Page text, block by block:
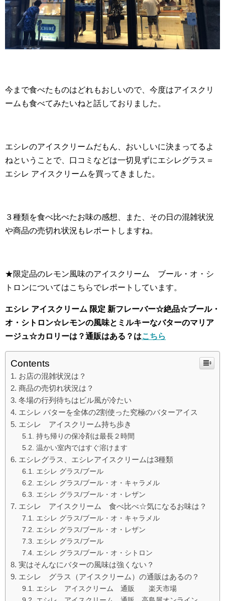
今まで食べたものはどれもおしいので、今度はアイスクリ
ームも食べてみたいねと話しておりました。
エシレのアイスクリームだもん、おいしいに決まってるよ
ねということで、口コミなどは一切見ずにエシレグラス＝
エシレ アイスクリームを買ってきました。
３種類を食べ比べたお味の感想、また、その日の混雑状況
や商品の売切れ状況もレポートしますね。
★限定品のレモン風味のアイスクリーム ブール・オ・シ
トロンについてはこちらでレポートしています。
エシレ アイスクリーム 限定 新フレーバー☆絶品☆ブール・
オ・シトロン☆レモンの風味とミルキーなバターのマリア
ージュ☆カロリーは？通販はある？はこちら
Contents
お店の混雑状況は？
商品の売切れ状況は？
冬場の行列待ちはビル風が冷たい
エシレ バターを全体の2割使った究極のバターアイス
エシレ アイスクリーム持ち歩き
持ち帰りの保冷剤は最長２時間
温かい室内ではすぐ溶けます
エシレグラス、エシレアイスクリームは3種類
エシレ グラス/ブール
エシレ グラス/ブール・オ・キャラメル
エシレ グラス/ブール・オ・レザン
エシレ アイスクリーム 食べ比べ☆気になるお味は？
エシレ グラス/ブール・オ・キャラメル
エシレ グラス/ブール・オ・レザン
エシレ グラス/ブール
エシレ グラス/ブール・オ・シトロン
実はそんなにバターの風味は強くない？
エシレ グラス（アイスクリーム）の通販はあるの？
エシレ アイスクリーム 通販 楽天市場